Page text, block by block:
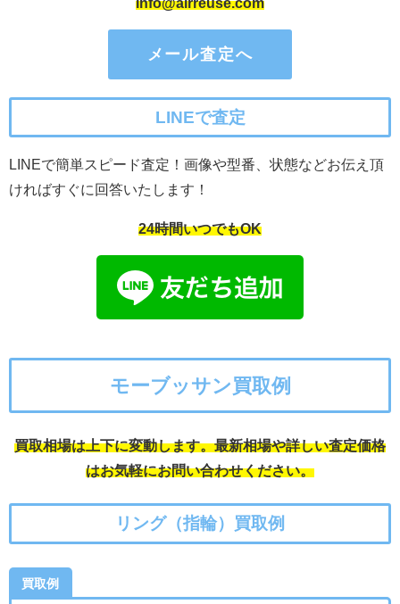
メール査定へ
LINEで査定
LINEで簡単スピード査定！画像や型番、状態などお伝え頂
ければすぐに回答いたします！
24時間いつでもOK
モーブッサン買取例
買取相場は上下に変動します。最新相場や詳しい査定価格
はお気軽にお問い合わせください。
リング（指輪）買取例
買取例